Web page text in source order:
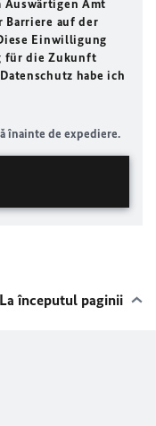
Auswärtigen Amt
Barriere auf der
Einwilligung
für die Zukunft
habe ich
înainte de expediere.
La începutul paginii